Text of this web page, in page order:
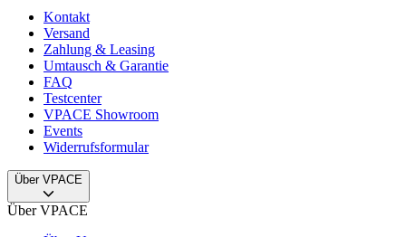
Kontakt
Versand
Zahlung & Leasing
Umtausch & Garantie
FAQ
Testcenter
VPACE Showroom
Events
Widerrufsformular
Über VPACE
Über VPACE